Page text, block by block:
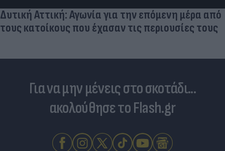
Δυτική Αττική: Αγωνία για την επόμενη μέρα από
τους κατοίκους που έχασαν τις περιουσίες τους
Για να μην μένεις στο σκοτάδι...
ακολούθησε το Flash.gr